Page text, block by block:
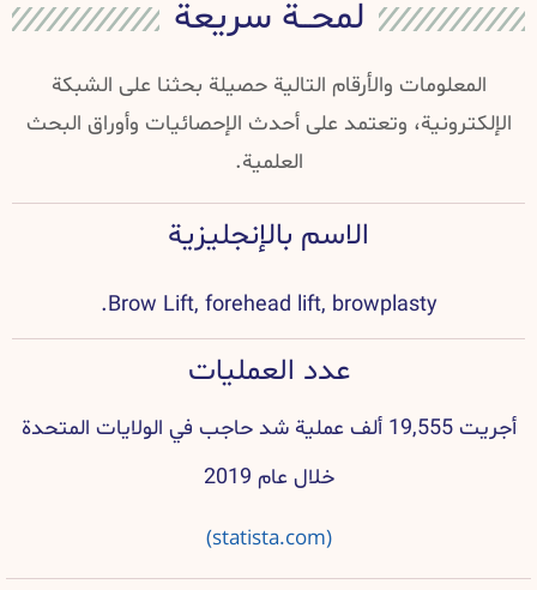
لمحــة سريعة
المعلومات والأرقام التالية حصيلة بحثنا على الشبكة
الإلكترونية، وتعتمد على أحدث الإحصائيات وأوراق البحث
العلمية.
الاسم بالإنجليزية
Brow Lift, forehead lift, browplasty.
عدد العمليات
أجريت 19,555 ألف عملية شد حاجب في الولايات المتحدة
خلال عام 2019
(statista.com)